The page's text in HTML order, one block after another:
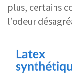
plus, certains
l’odeur